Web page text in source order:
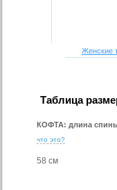
Женские
Таблица
КОФТА: длина
что это?
58 см